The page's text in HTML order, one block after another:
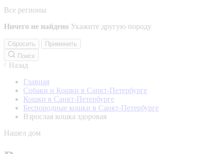
Все регионы
Ничего не найдено Укажите другую породу
Сбросить
Применить
Поиск
Назад
Главная
Собаки и Кошки в Санкт-Петербурге
Кошки в Санкт-Петербурге
Беспородные кошки в Санкт-Петербурге
Взрослая кошка здоровая
Нашел дом